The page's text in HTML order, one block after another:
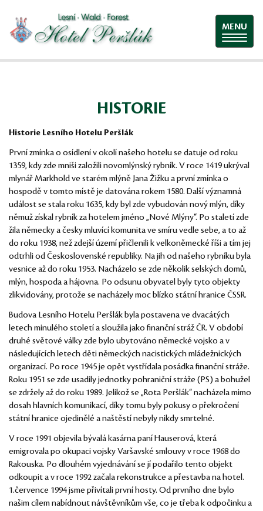
MENU
HISTORIE
Historie Lesního Hotelu Peršlák
První zmínka o osídlení v okolí našeho hotelu se datuje od roku
1359, kdy zde mniši založili novomlýnský rybník. V roce 1419 ukrýval
mlynář Markhold ve starém mlýně Jana Žižku a první zmínka o
hospodě v tomto místě je datována rokem 1580. Další významná
událost se stala roku 1635, kdy byl zde vybudován nový mlýn, díky
němuž získal rybník za hotelem jméno „Nové Mlýny“. Po staletí zde
žila německy a česky mluvící komunita ve smíru vedle sebe, a to až
do roku 1938, než zdejší území přičlenili k velkoněmecké říši a tím jej
odtrhli od Československé republiky. Na jih od našeho rybníku byla
vesnice až do roku 1953. Nacházelo se zde několik selských domů,
mlýn, hospoda a hájovna. Po odsunu obyvatel byly tyto objekty
zlikvidovány, protože se nacházely moc blízko státní hranice ČSSR.
Budova Lesního Hotelu Peršlák byla postavena ve dvacátých
letech minulého století a sloužila jako finanční stráž ČR. V období
druhé světové války zde bylo ubytováno německé vojsko a v
následujících letech děti německých nacistických mládežnických
organizací. Po roce 1945 je opět vystřídala posádka finanční stráže.
Roku 1951 se zde usadily jednotky pohraniční stráže (PS) a bohužel
se zdržely až do roku 1989. Jelikož se „Rota Peršlák“ nacházela mimo
dosah hlavních komunikací, díky tomu byly pokusy o překročení
státní hranice ojedinělé a naštěstí nebyly nikdy smrtelné.
V roce 1991 objevila bývalá kasárna paní Hauserová, která
emigrovala po okupaci vojsky Varšavské smlouvy v roce 1968 do
Rakouska. Po dlouhém vyjednávání se jí podařilo tento objekt
odkoupit a v roce 1992 začala rekonstrukce a přestavba na hotel.
1.července 1994 jsme přivítali první hosty. Od prvního dne bylo
našim cílem nabídnout návštěvníkům vše, co je třeba k odpočinku a